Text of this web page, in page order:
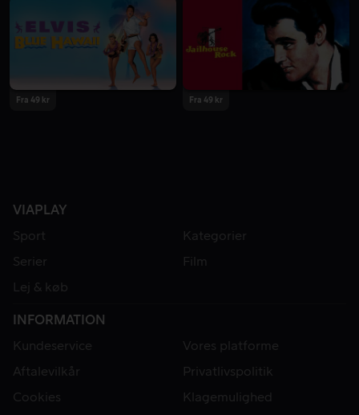
Fra 49 kr Fra 49 kr
VIAPLAY
Sport
Kategorier
Serier
Film
Lej & køb
INFORMATION
Kundeservice
Vores platforme
Aftalevilkår
Privatlivspolitik
Cookies
Klagemulighed